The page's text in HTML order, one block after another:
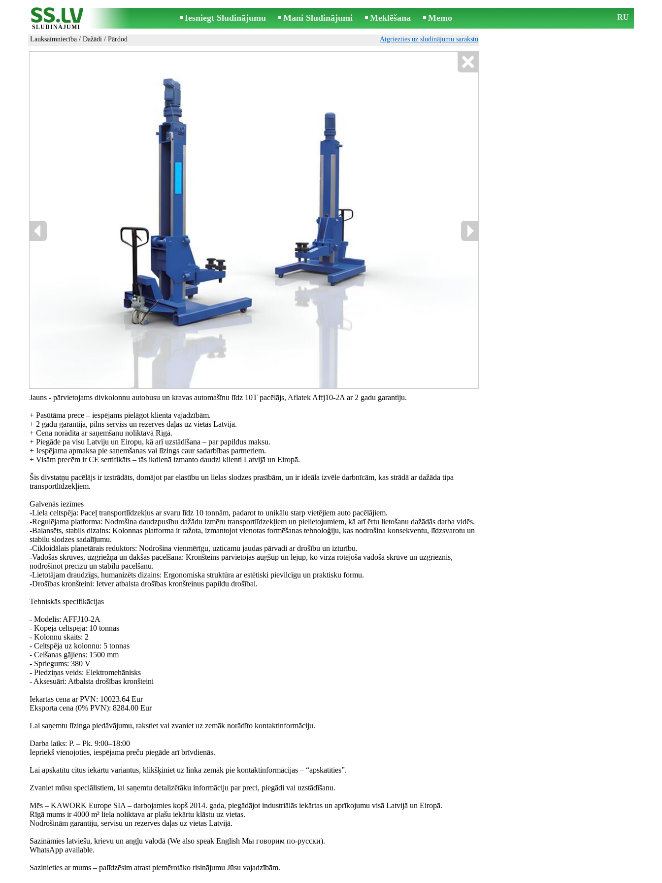
SLUDINĀJUMI
Iesniegt Sludinājumu Mani Sludinājumi Meklēšana Memo RU
Lauksaimniecība / Dažādi / Pārdod Atgriezties uz sludinājumu sarakstu
Jauns - pārvietojams divkolonnu autobusu un kravas automašīnu līdz 10T pacēlājs, Aflatek Affj10-2A ar 2 gadu garantiju.
+ Pasūtāma prece – iespējams pielāgot klienta vajadzībām.
+ 2 gadu garantija, pilns serviss un rezerves daļas uz vietas Latvijā.
+ Cena norādīta ar saņemšanu noliktavā Rīgā.
+ Piegāde pa visu Latviju un Eiropu, kā arī uzstādīšana – par papildus maksu.
+ Iespējama apmaksa pie saņemšanas vai līzings caur sadarbības partneriem.
+ Visām precēm ir CE sertifikāts – tās ikdienā izmanto daudzi klienti Latvijā un Eiropā.
Šis divstatņu pacēlājs ir izstrādāts, domājot par elastību un lielas slodzes prasībām, un ir ideāla izvēle darbnīcām, kas strādā ar dažāda tipa
transportlīdzekļiem.
Galvenās iezīmes
-Liela celtspēja: Paceļ transportlīdzekļus ar svaru līdz 10 tonnām, padarot to unikālu starp vietējiem auto pacēlājiem.
-Regulējama platforma: Nodrošina daudzpusību dažādu izmēru transportlīdzekļiem un pielietojumiem, kā arī ērtu lietošanu dažādās darba vidēs.
-Balansēts, stabils dizains: Kolonnas platforma ir ražota, izmantojot vienotas formēšanas tehnoloģiju, kas nodrošina konsekventu, līdzsvarotu un
stabilu slodzes sadalījumu.
-Cikloidālais planetārais reduktors: Nodrošina vienmērīgu, uzticamu jaudas pārvadi ar drošību un izturību.
-Vadošās skrūves, uzgriežņa un dakšas pacelšana: Kronšteins pārvietojas augšup un lejup, ko virza rotējoša vadošā skrūve un uzgrieznis,
nodrošinot precīzu un stabilu pacelšanu.
-Lietotājam draudzīgs, humanizēts dizains: Ergonomiska struktūra ar estētiski pievilcīgu un praktisku formu.
-Drošības kronšteini: Ietver atbalsta drošības kronšteinus papildu drošībai.
Tehniskās specifikācijas
- Modelis: AFFJ10-2A
- Kopējā celtspēja: 10 tonnas
- Kolonnu skaits: 2
- Celtspēja uz kolonnu: 5 tonnas
- Celšanas gājiens: 1500 mm
- Spriegums: 380 V
- Piedziņas veids: Elektromehānisks
- Aksesuāri: Atbalsta drošības kronšteini
Iekārtas cena ar PVN: 10023.64 Eur
Eksporta cena (0% PVN): 8284.00 Eur
Lai saņemtu līzinga piedāvājumu, rakstiet vai zvaniet uz zemāk norādīto kontaktinformāciju.
Darba laiks: P. – Pk. 9:00–18:00
Iepriekš vienojoties, iespējama preču piegāde arī brīvdienās.
Lai apskatītu citus iekārtu variantus, klikšķiniet uz linka zemāk pie kontaktinformācijas – “apskatīties”.
Zvaniet mūsu speciālistiem, lai saņemtu detalizētāku informāciju par preci, piegādi vai uzstādīšanu.
Mēs – KAWORK Europe SIA – darbojamies kopš 2014. gada, piegādājot industriālās iekārtas un aprīkojumu visā Latvijā un Eiropā.
Rīgā mums ir 4000 m² liela noliktava ar plašu iekārtu klāstu uz vietas.
Nodrošinām garantiju, servisu un rezerves daļas uz vietas Latvijā.
Sazināmies latviešu, krievu un angļu valodā (We also speak English Мы говорим по-русски).
WhatsApp available.
Sazinieties ar mums – palīdzēsim atrast piemērotāko risinājumu Jūsu vajadzībām.